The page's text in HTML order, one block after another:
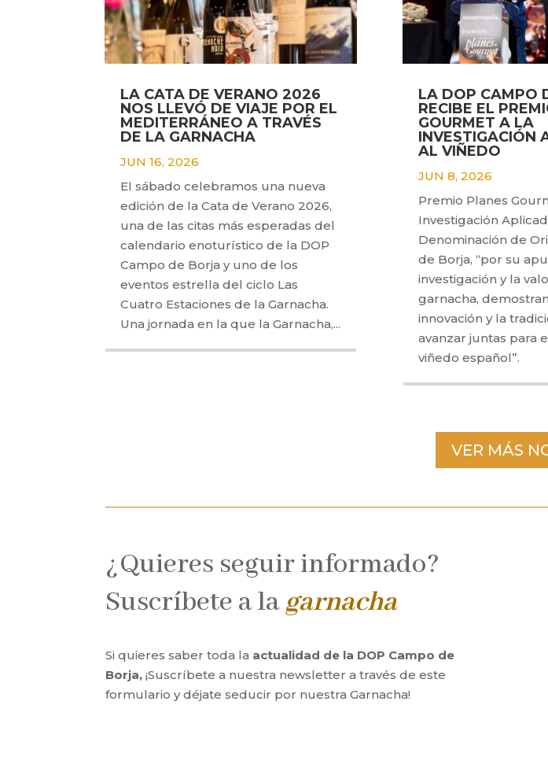
LA CATA DE VERANO 2026
NOS LLEVÓ DE VIAJE POR EL
MEDITERRÁNEO A TRAVÉS
DE LA GARNACHA
JUN 16, 2026
El sábado celebramos una nueva
edición de la Cata de Verano 2026,
una de las citas más esperadas del
calendario enoturístico de la DOP
Campo de Borja y uno de los
eventos estrella del ciclo Las
Cuatro Estaciones de la Garnacha.
Una jornada en la que la Garnacha,...
LA DOP CAMPO
RECIBE EL
GOURMET A LA
INVESTIGACIÓN
AL VIÑEDO
JUN 8, 2026
Premio Planes
Investigación
Denominación de
de Borja, “por su
investigación y la
garnacha,
innovación y la
avanzar juntas para
viñedo español”.
VER MÁS
¿Quieres seguir informado?
Suscríbete a lagarnacha
Si quieres saber toda la actualidad de la DOP Campo de
Borja, ¡Suscríbete a nuestra newsletter a través de este
formulario y déjate seducir por nuestra Garnacha!